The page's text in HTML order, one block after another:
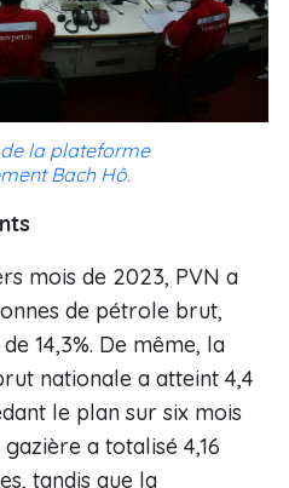
la plateforme
Bach Hô.
mois de 2023, PVN a
de pétrole brut,
14,3%. De même, la
nationale a atteint 4,4
le plan sur six mois
a totalisé 4,16
tandis que la